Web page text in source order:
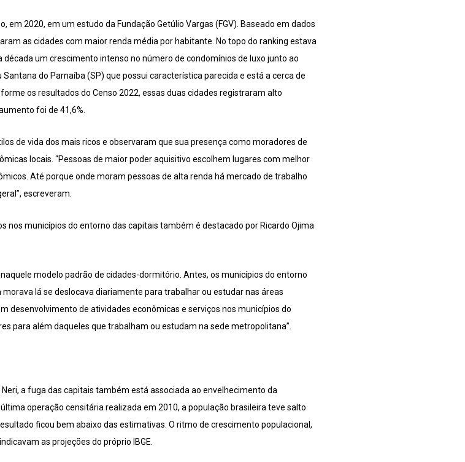
em 2020, em um estudo da Fundação Getúlio Vargas (FGV). Baseado em dados
as cidades com maior renda média por habitante. No topo do ranking estava
um crescimento intenso no número de condomínios de luxo junto ao
do Parnaíba (SP) que possui característica parecida e está a cerca de
os resultados do Censo 2022, essas duas cidades registraram alto
foi de 41,6%.
de vida dos mais ricos e observaram que sua presença como moradores de
locais. “Pessoas de maior poder aquisitivo escolhem lugares com melhor
Até porque onde moram pessoas de alta renda há mercado de trabalho
escreveram.
nos municípios do entorno das capitais também é destacado por Ricardo Ojima
modelo padrão de cidades-dormitório. Antes, os municípios do entorno
lá se deslocava diariamente para trabalhar ou estudar nas áreas
desenvolvimento de atividades econômicas e serviços nos municípios do
para além daqueles que trabalham ou estudam na sede metropolitana”.
a fuga das capitais também está associada ao envelhecimento da
operação censitária realizada em 2010, a população brasileira teve salto
ficou bem abaixo das estimativas. O ritmo de crescimento populacional,
as projeções do próprio IBGE.